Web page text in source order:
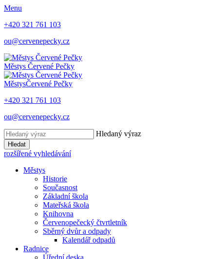
Menu
+420 321 761 103
ou@cervenepecky.cz
Městys Červené Pečky
MěstysČervené Pečky
+420 321 761 103
ou@cervenepecky.cz
Hledaný výraz
Hledat
rozšířené vyhledávání
Městys
Historie
Současnost
Základní škola
Mateřská škola
Knihovna
Červenopečecký čtvrtletník
Sběrný dvůr a odpady
Kalendář odpadů
Radnice
Úřední deska